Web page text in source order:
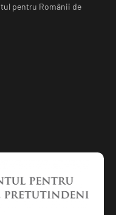
pentru Românii de